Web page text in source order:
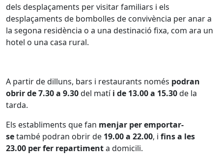
dels desplaçaments per visitar familiars i els
desplaçaments de bombolles de convivència per anar a
la segona residència o a una destinació fixa, com ara un
hotel o una casa rural.
A partir de dilluns, bars i restaurants només podran
obrir de 7.30 a 9.30del matíi de 13.00 a 15.30de la
tarda.
Els establiments que fan menjar per emportar-
setambé podran obrir de 19.00 a 22.00, i fins a les
23.00 per fer repartimenta domicili.